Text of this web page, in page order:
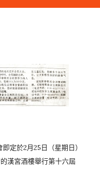
即定於2月25日（星期日）
漢宮酒樓舉行第十六屆